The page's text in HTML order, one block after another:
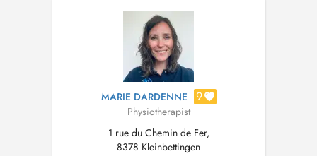
régulièrement des formations afin d'enrichir
ma pratique. Je suis notamment spéci...
MARIE DARDENNE 9
Physiotherapist
1 rue du Chemin de Fer,
8378 Kleinbettingen